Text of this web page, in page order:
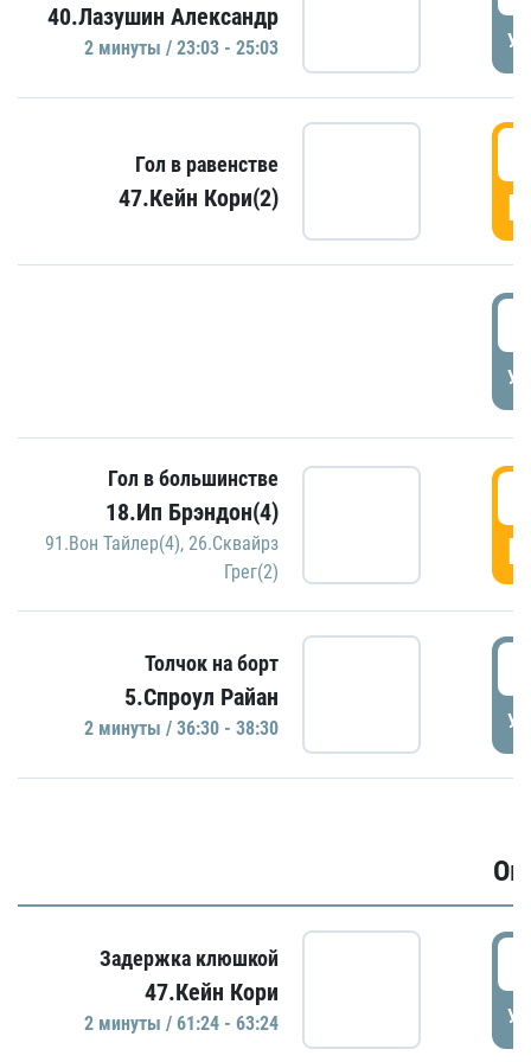
40.Лазушин Александр
2 минуты / 23:03 - 25:03
Гол в равенстве
47.Кейн Кори(2)
Гол в большинстве
18.Ип Брэндон(4)
91.Вон Тайлер(4), 26.Сквайрз
Грег(2)
Толчок на борт
5.Спроул Райан
2 минуты / 36:30 - 38:30
Задержка клюшкой
47.Кейн Кори
2 минуты / 61:24 - 63:24